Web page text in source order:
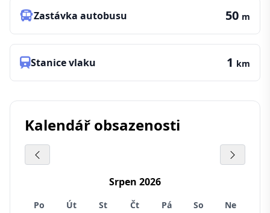
Zastávka autobusu 50 m
Stanice vlaku 1 km
Kalendář obsazenosti
Srpen 2026
Po Út St Čt Pá So
Ne